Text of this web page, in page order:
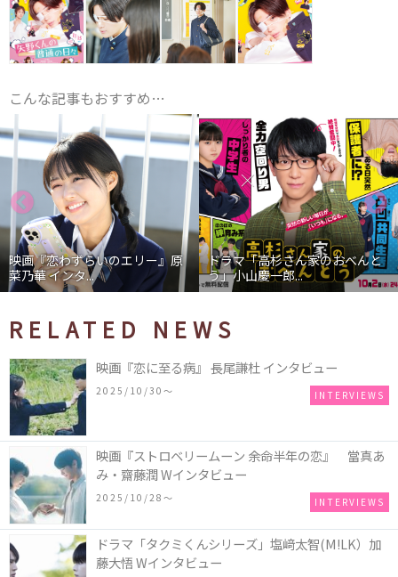
こんな記事もおすすめ…
映画『恋わずらいのエリー』原
菜乃華 インタ...
ドラマ「高杉さん家のおべんと
う」小山慶一郎...
RELATED NEWS
映画『恋に至る病』 長尾謙杜 インタビュー
2025/10/30〜 INTERVIEWS
映画『ストロベリームーン 余命半年の恋』 當真あ
み・齋藤潤 Wインタビュー
2025/10/28〜 INTERVIEWS
ドラマ「タクミくんシリーズ」塩﨑太智(M!LK）加
藤大悟 Wインタビュー